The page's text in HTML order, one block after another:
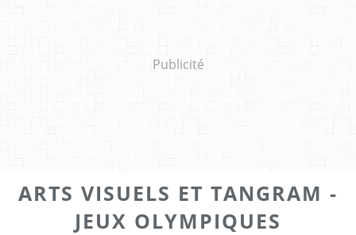
Publicité
ARTS VISUELS ET TANGRAM -
JEUX OLYMPIQUES